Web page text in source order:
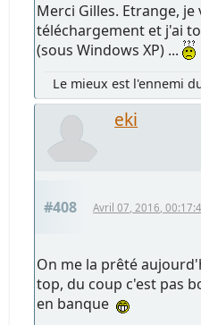
Merci Gilles. Etrange,
téléchargement et j'ai
(sous Windows XP) ...
Le mieux est l'ennemi
eki
#408 Avril 07, 2016,
On me la prêté
top, du coup c'est pas
en banque